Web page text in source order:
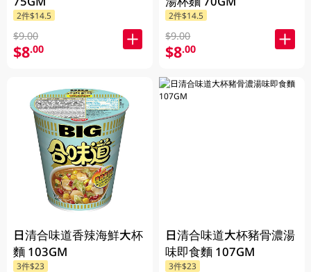
2件$14.5
$9.00
$8.00
日清合味道香辣海鮮大杯
麵 103GM
3件$23
2件$14.5
$9.00
$8.00
日清合味道大杯豬骨濃湯
味即食麵 107GM
3件$23